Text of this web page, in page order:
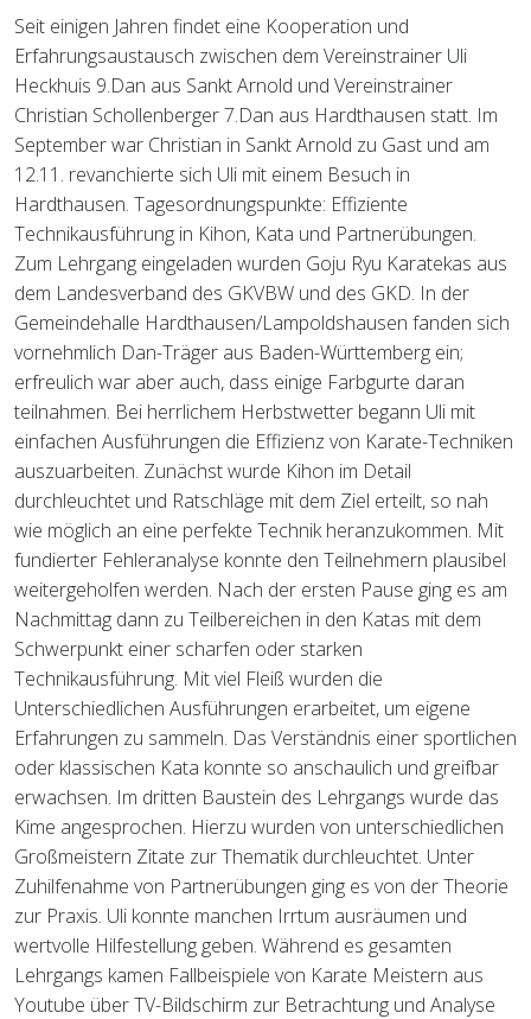
Seit einigen Jahren findet eine Kooperation und
Erfahrungsaustausch zwischen dem Vereinstrainer Uli
Heckhuis 9.Dan aus Sankt Arnold und Vereinstrainer
Christian Schollenberger 7.Dan aus Hardthausen statt. Im
September war Christian in Sankt Arnold zu Gast und am
12.11. revanchierte sich Uli mit einem Besuch in
Hardthausen. Tagesordnungspunkte: Effiziente
Technikausführung in Kihon, Kata und Partnerübungen.
Zum Lehrgang eingeladen wurden Goju Ryu Karatekas aus
dem Landesverband des GKVBW und des GKD. In der
Gemeindehalle Hardthausen/Lampoldshausen fanden sich
vornehmlich Dan-Träger aus Baden-Württemberg ein;
erfreulich war aber auch, dass einige Farbgurte daran
teilnahmen. Bei herrlichem Herbstwetter begann Uli mit
einfachen Ausführungen die Effizienz von Karate-Techniken
auszuarbeiten. Zunächst wurde Kihon im Detail
durchleuchtet und Ratschläge mit dem Ziel erteilt, so nah
wie möglich an eine perfekte Technik heranzukommen. Mit
fundierter Fehleranalyse konnte den Teilnehmern plausibel
weitergeholfen werden. Nach der ersten Pause ging es am
Nachmittag dann zu Teilbereichen in den Katas mit dem
Schwerpunkt einer scharfen oder starken
Technikausführung. Mit viel Fleiß wurden die
Unterschiedlichen Ausführungen erarbeitet, um eigene
Erfahrungen zu sammeln. Das Verständnis einer sportlichen
oder klassischen Kata konnte so anschaulich und greifbar
erwachsen. Im dritten Baustein des Lehrgangs wurde das
Kime angesprochen. Hierzu wurden von unterschiedlichen
Großmeistern Zitate zur Thematik durchleuchtet. Unter
Zuhilfenahme von Partnerübungen ging es von der Theorie
zur Praxis. Uli konnte manchen Irrtum ausräumen und
wertvolle Hilfestellung geben. Während es gesamten
Lehrgangs kamen Fallbeispiele von Karate Meistern aus
Youtube über TV-Bildschirm zur Betrachtung und Analyse